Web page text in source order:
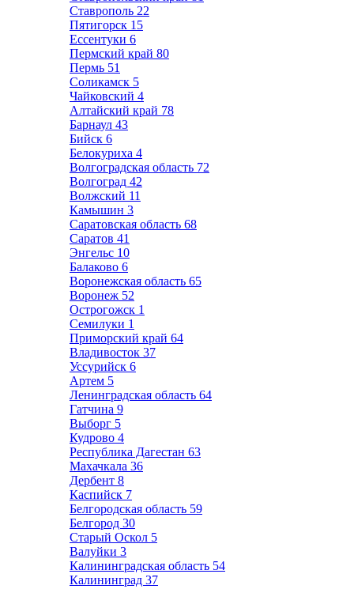
Ставрополь 22
Пятигорск 15
Ессентуки 6
Пермский край 80
Пермь 51
Соликамск 5
Чайковский 4
Алтайский край 78
Барнаул 43
Бийск 6
Белокуриха 4
Волгоградская область 72
Волгоград 42
Волжский 11
Камышин 3
Саратовская область 68
Саратов 41
Энгельс 10
Балаково 6
Воронежская область 65
Воронеж 52
Острогожск 1
Семилуки 1
Приморский край 64
Владивосток 37
Уссурийск 6
Артем 5
Ленинградская область 64
Гатчина 9
Выборг 5
Кудрово 4
Республика Дагестан 63
Махачкала 36
Дербент 8
Каспийск 7
Белгородская область 59
Белгород 30
Старый Оскол 5
Валуйки 3
Калининградская область 54
Калининград 37